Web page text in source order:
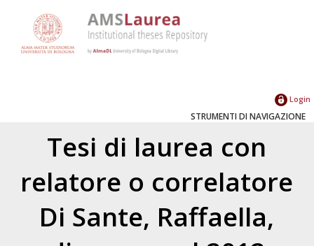
Login
STRUMENTI DI NAVIGAZIONE
Tesi di laurea con
relatore o correlatore
Di Sante, Raffaella,